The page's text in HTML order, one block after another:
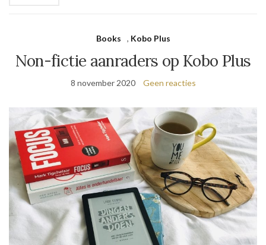
Books , Kobo Plus
Non-fictie aanraders op Kobo Plus
8 november 2020 Geen reacties